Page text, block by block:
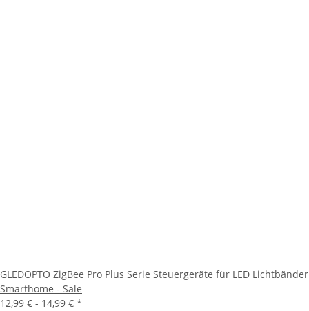
GLEDOPTO ZigBee Pro Plus Serie Steuergeräte für LED Lichtbänder
Smarthome - Sale
12,99 € - 14,99 € *